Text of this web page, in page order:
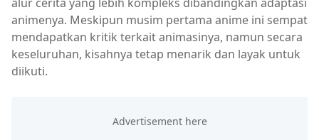
animenya. Meskipun musim pertama anime ini sempat
mendapatkan kritik terkait animasinya, namun secara
keseluruhan, kisahnya tetap menarik dan layak untuk
diikuti.